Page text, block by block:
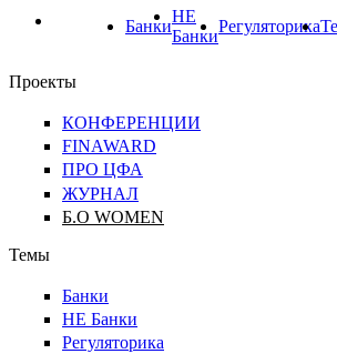
Банки
НЕ
Банки
Регуляторика
Проекты
КОНФЕРЕНЦИИ
FINAWARD
ПРО ЦФА
ЖУРНАЛ
Б.О WOMEN
Темы
Банки
НЕ Банки
Регуляторика